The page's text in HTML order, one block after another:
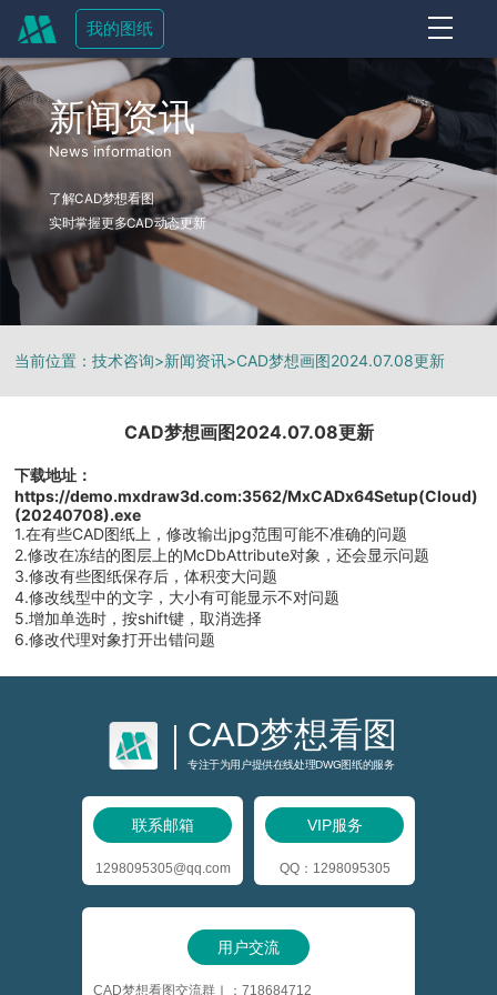
我的图纸
新闻资讯
News information
了解CAD梦想看图
实时掌握更多CAD动态更新
当前位置：技术咨询>新闻资讯>CAD梦想画图2024.07.08更新
CAD梦想画图2024.07.08更新
下载地址：
https://demo.mxdraw3d.com:3562/MxCADx64Setup(Cloud)
(20240708).exe
1.在有些CAD图纸上，修改输出jpg范围可能不准确的问题
2.修改在冻结的图层上的McDbAttribute对象，还会显示问题
3.修改有些图纸保存后，体积变大问题
4.修改线型中的文字，大小有可能显示不对问题
5.增加单选时，按shift键，取消选择
6.修改代理对象打开出错问题
CAD梦想看图
专注于为用户提供在线处理DWG图纸的服务
联系邮箱
1298095305@qq.com
VIP服务
QQ：1298095305
用户交流
CAD梦想看图交流群Ⅰ：718684712